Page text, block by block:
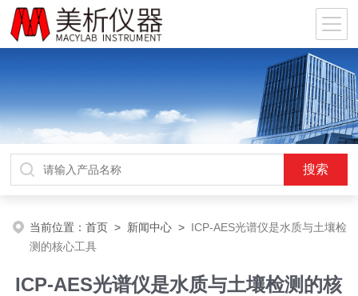
当前位置：首页 > 新闻中心 > ICP-AES光谱仪是水质与土壤检
测的核心工具
ICP-AES光谱仪是水质与土壤检测的核